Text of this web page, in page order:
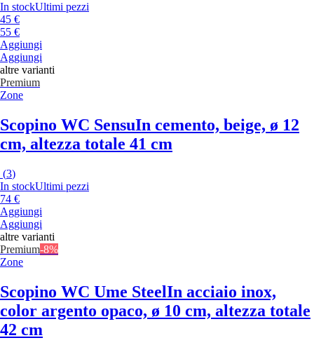
In stockUltimi pezzi
45 €
55 €
Aggiungi
Aggiungi
altre varianti
Premium
Zone
Scopino WC SensuIn cemento, beige, ø 12
cm, altezza totale 41 cm
(3)
In stockUltimi pezzi
74 €
Aggiungi
Aggiungi
altre varianti
Premium-8%
Zone
Scopino WC Ume SteelIn acciaio inox,
color argento opaco, ø 10 cm, altezza totale
42 cm